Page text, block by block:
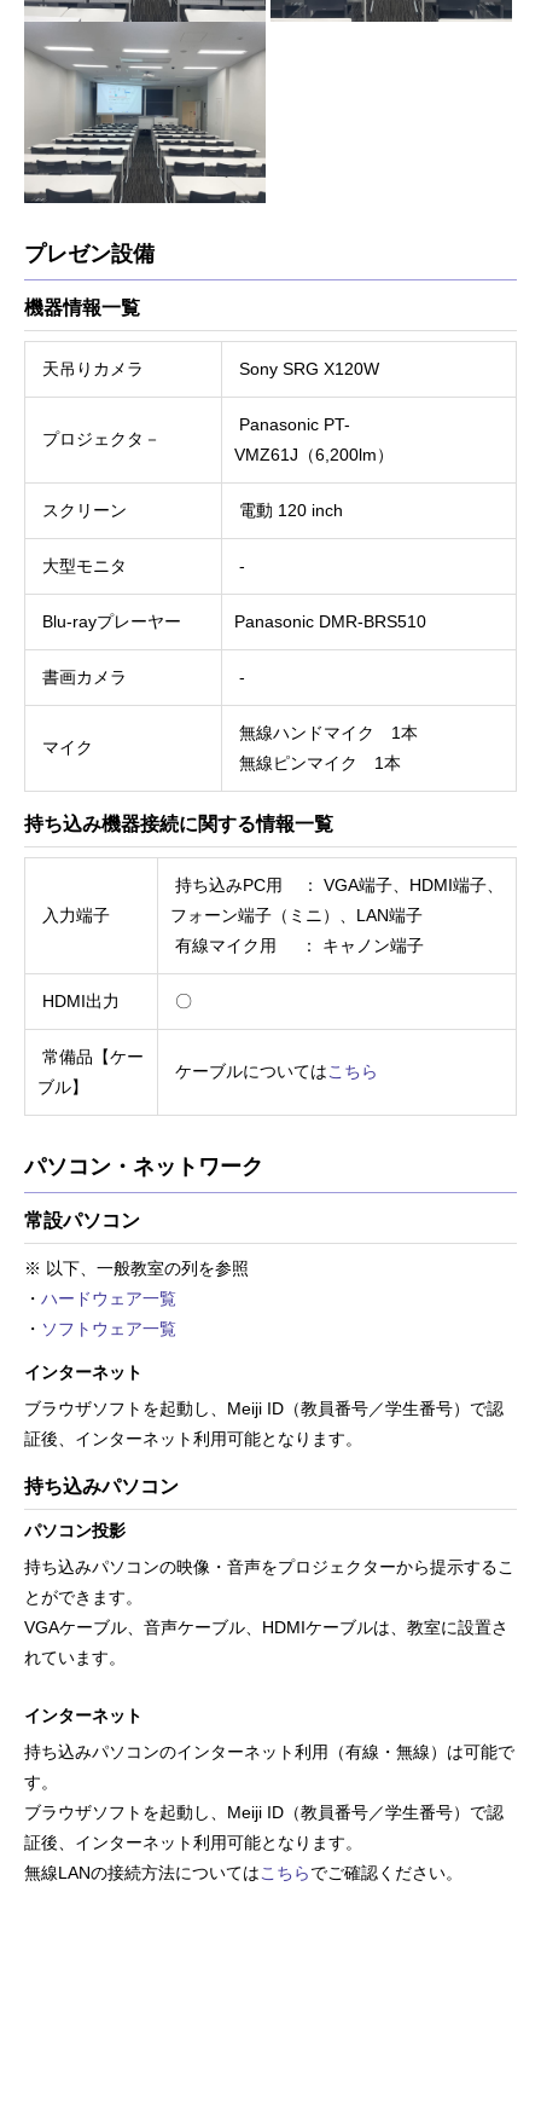
プレゼン設備
機器情報一覧
天吊りカメラ Sony SRG X120W
プロジェクタ－
Panasonic PT-
VMZ61J（6,200lm）
スクリーン 電動 120 inch
大型モニタ -
Blu-rayプレーヤー Panasonic DMR-BRS510
書画カメラ -
マイク
無線ハンドマイク 1本
無線ピンマイク 1本
持ち込み機器接続に関する情報一覧
入力端子
持ち込みPC用 ： VGA端子、HDMI端子、
フォーン端子（ミニ）、LAN端子
有線マイク用 ： キャノン端子
HDMI出力 〇
常備品【ケー
ブル】
ケーブルについてはこちら
パソコン・ネットワーク
常設パソコン
※ 以下、一般教室の列を参照
・ ハードウェア一覧
・ ソフトウェア一覧
インターネット
ブラウザソフトを起動し、Meiji ID（教員番号／学生番号）で認
証後、インターネット利用可能となります。
持ち込みパソコン
パソコン投影
持ち込みパソコンの映像・音声をプロジェクターから提示するこ
とができます。
VGAケーブル、音声ケーブル、HDMIケーブルは、教室に設置さ
れています。
インターネット
持ち込みパソコンのインターネット利用（有線・無線）は可能で
す。
ブラウザソフトを起動し、Meiji ID（教員番号／学生番号）で認
証後、インターネット利用可能となります。
無線LANの接続方法についてはこちらでご確認ください。